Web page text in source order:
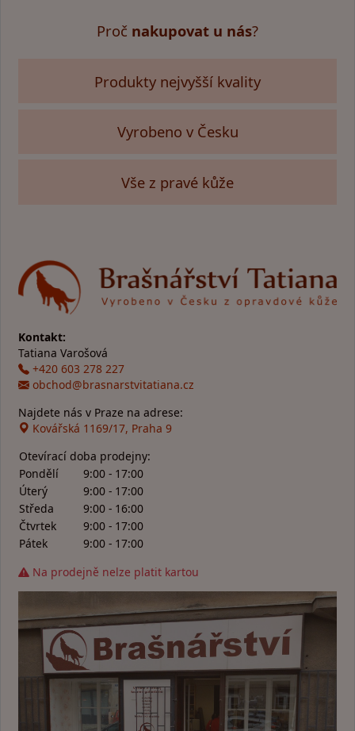
Proč nakupovat u nás?
Produkty nejvyšší kvality
Vyrobeno v Česku
Vše z pravé kůže
Kontakt:
Tatiana Varošová
+420 603 278 227
obchod@brasnarstvitatiana.cz
Najdete nás v Praze na adrese:
Kovářská 1169/17, Praha 9
Otevírací doba prodejny:
Pondělí
9:00 - 17:00
Úterý
9:00 - 17:00
Středa
9:00 - 16:00
Čtvrtek
9:00 - 17:00
Pátek
9:00 - 17:00
Na prodejně nelze platit kartou